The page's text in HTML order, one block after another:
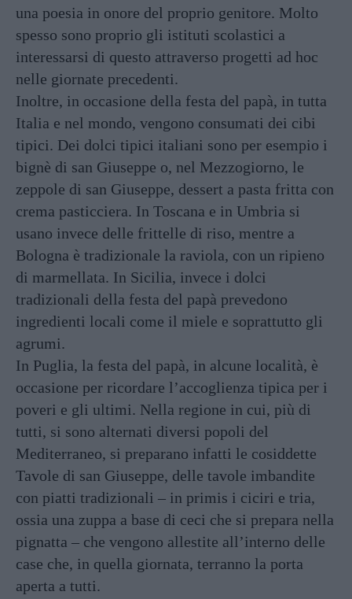
una poesia in onore del proprio genitore. Molto
spesso sono proprio gli istituti scolastici a
interessarsi di questo attraverso progetti ad hoc
nelle giornate precedenti.
Inoltre, in occasione della festa del papà, in tutta
Italia e nel mondo, vengono consumati dei cibi
tipici. Dei dolci tipici italiani sono per esempio i
bignè di san Giuseppe o, nel Mezzogiorno, le
zeppole di san Giuseppe, dessert a pasta fritta con
crema pasticciera. In Toscana e in Umbria si
usano invece delle frittelle di riso, mentre a
Bologna è tradizionale la raviola, con un ripieno
di marmellata. In Sicilia, invece i dolci
tradizionali della festa del papà prevedono
ingredienti locali come il miele e soprattutto gli
agrumi.
In Puglia, la festa del papà, in alcune località, è
occasione per ricordare l’accoglienza tipica per i
poveri e gli ultimi. Nella regione in cui, più di
tutti, si sono alternati diversi popoli del
Mediterraneo, si preparano infatti le cosiddette
Tavole di san Giuseppe, delle tavole imbandite
con piatti tradizionali – in primis i ciciri e tria,
ossia una zuppa a base di ceci che si prepara nella
pignatta – che vengono allestite all’interno delle
case che, in quella giornata, terranno la porta
aperta a tutti.